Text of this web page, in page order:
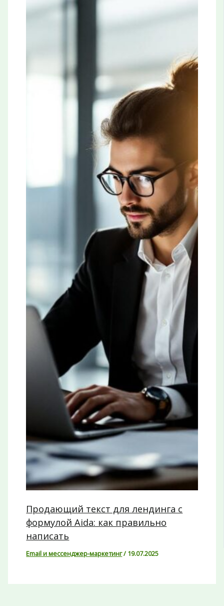
Продающий текст для лендинга с
формулой Aida: как правильно
написать
Email и мессенджер-маркетинг/ 19.07.2025